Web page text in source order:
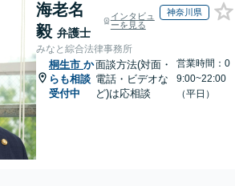
海老名
毅 弁護士
インタビュ
ーを見る
神奈川県
みなと綜合法律事務所
桐生市 か
らも相談
受付中
面談方法(対面・
電話・ビデオな
ど)は応相談
営業時間：0
9:00~22:00
（平日）